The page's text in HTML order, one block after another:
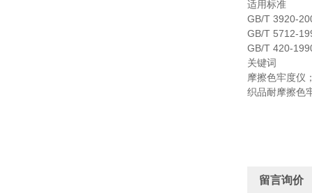
适用标准
GB/T 3920-
GB/T 5712-
GB/T 420-
关键词
摩擦色牢度仪
织品耐摩擦色
留言询价